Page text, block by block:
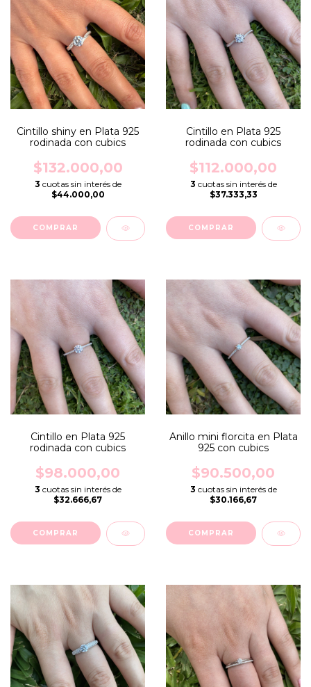
Cintillo shiny en Plata 925
rodinada con cubics
$132.000,00
3 cuotas sin interés de
$44.000,00
COMPRAR
Cintillo en Plata 925
rodinada con cubics
$112.000,00
3 cuotas sin interés de
$37.333,33
COMPRAR
Cintillo en Plata 925
rodinada con cubics
$98.000,00
3 cuotas sin interés de
$32.666,67
COMPRAR
Anillo mini florcita en Plata
925 con cubics
$90.500,00
3 cuotas sin interés de
$30.166,67
COMPRAR